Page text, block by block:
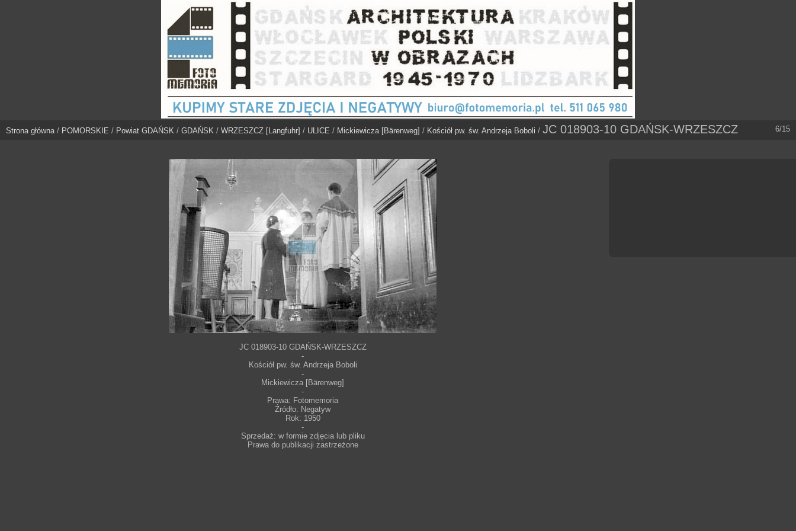
6/15
Strona główna/ POMORSKIE / Powiat GDAŃSK / GDAŃSK / WRZESZCZ [Langfuhr] / ULICE / Mickiewicza [Bärenweg] / Kościół pw. św. Andrzeja Boboli / JC 018903-10 GDAŃSK-WRZESZCZ
JC 018903-10 GDAŃSK-WRZESZCZ
-
Kościół pw. św. Andrzeja Boboli
-
Mickiewicza [Bärenweg]
-
Prawa: Fotomemoria
Źródło: Negatyw
Rok: 1950
-
Sprzedaż: w formie zdjęcia lub pliku
Prawa do publikacji zastrzeżone